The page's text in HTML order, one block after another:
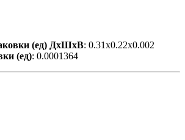
(ед) ДхШхВ: 0.31x0.22x0.002
(ед): 0.0001364